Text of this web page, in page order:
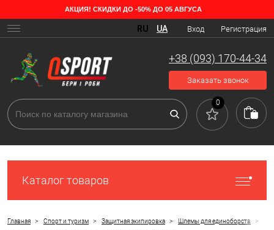
АКЦИЯ! СКИДКИ ДО -50% ДО 05 АВГУСА
Вход Регистрация
RU UA
+38 (093) 170-44-34
Заказать звонок
0
Каталог товаров
Главная > Спорт и туризм > Защитная экипировка > Шлемы для единоборств >